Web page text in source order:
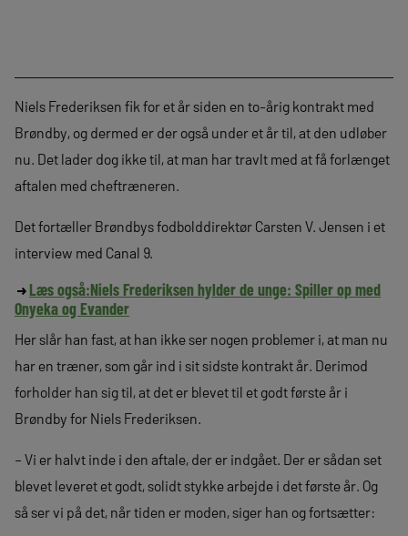
Niels Frederiksen fik for et år siden en to-årig kontrakt med
Brøndby, og dermed er der også under et år til, at den udløber
nu. Det lader dog ikke til, at man har travlt med at få forlænget
aftalen med cheftræneren.
Det fortæller Brøndbys fodbolddirektør Carsten V. Jensen i et
interview med Canal 9.
Læs også:Niels Frederiksen hylder de unge: Spiller op med
Onyeka og Evander
Her slår han fast, at han ikke ser nogen problemer i, at man nu
har en træner, som går ind i sit sidste kontrakt år. Derimod
forholder han sig til, at det er blevet til et godt første år i
Brøndby for Niels Frederiksen.
– Vi er halvt inde i den aftale, der er indgået. Der er sådan set
blevet leveret et godt, solidt stykke arbejde i det første år. Og
så ser vi på det, når tiden er moden, siger han og fortsætter: